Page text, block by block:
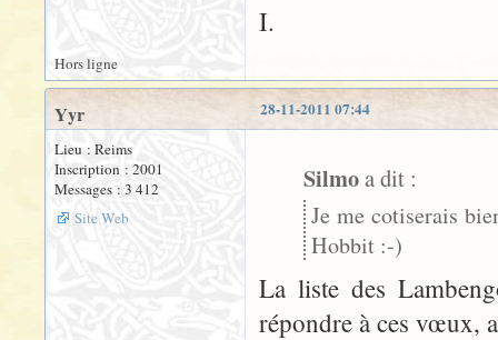
I.
Hors ligne
28-11-2011 07:44
Yyr
Lieu : Reims
Inscription : 2001
Messages : 3 412
Site Web
Silmoa dit :
Je me cotiserais
Hobbit :-)
La liste des
répondre à ces vœux,